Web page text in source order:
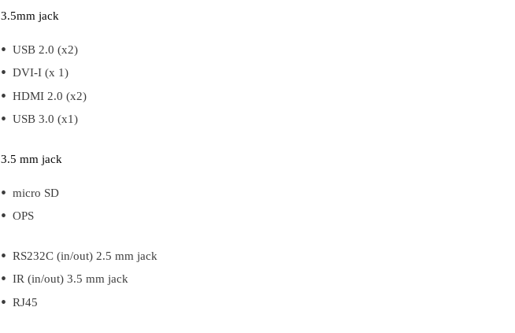
3.5mm jack
USB 2.0 (x2)
DVI-I (x 1)
HDMI 2.0 (x2)
USB 3.0 (x1)
3.5 mm jack
micro SD
OPS
RS232C (in/out) 2.5 mm jack
IR (in/out) 3.5 mm jack
RJ45